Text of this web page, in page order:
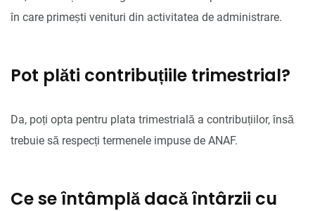
în care primești venituri din activitatea de administrare.
Pot plăti contribuțiile trimestrial?
Da, poți opta pentru plata trimestrială a contribuțiilor, însă
trebuie să respecți termenele impuse de ANAF.
Ce se întâmplă dacă întârzii cu